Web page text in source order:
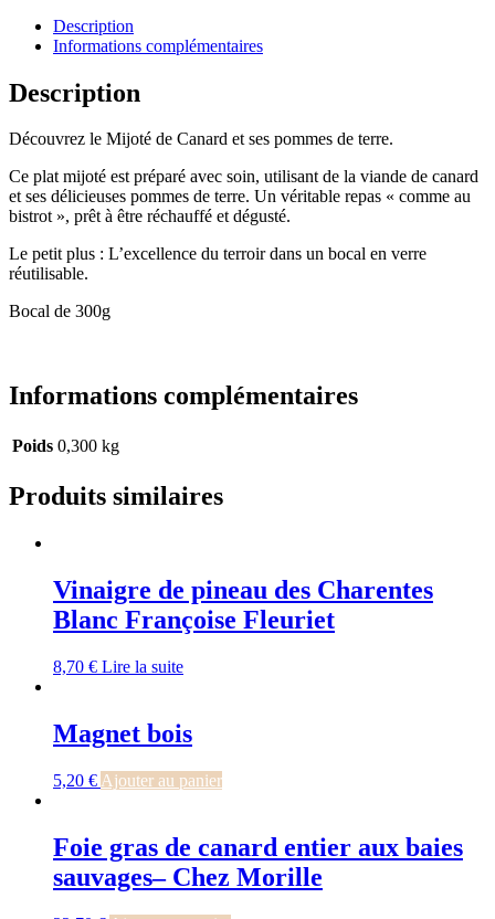
Description
Informations complémentaires
Description
Découvrez le Mijoté de Canard et ses pommes de terre.
Ce plat mijoté est préparé avec soin, utilisant de la viande de canard
et ses délicieuses pommes de terre. Un véritable repas « comme au
bistrot », prêt à être réchauffé et dégusté.
Le petit plus : L’excellence du terroir dans un bocal en verre
réutilisable.
Bocal de 300g
Informations complémentaires
Poids 0,300 kg
Produits similaires
Vinaigre de pineau des Charentes
Blanc Françoise Fleuriet
8,70 € Lire la suite
Magnet bois
5,20 € Ajouter au panier
Foie gras de canard entier aux baies
sauvages– Chez Morille